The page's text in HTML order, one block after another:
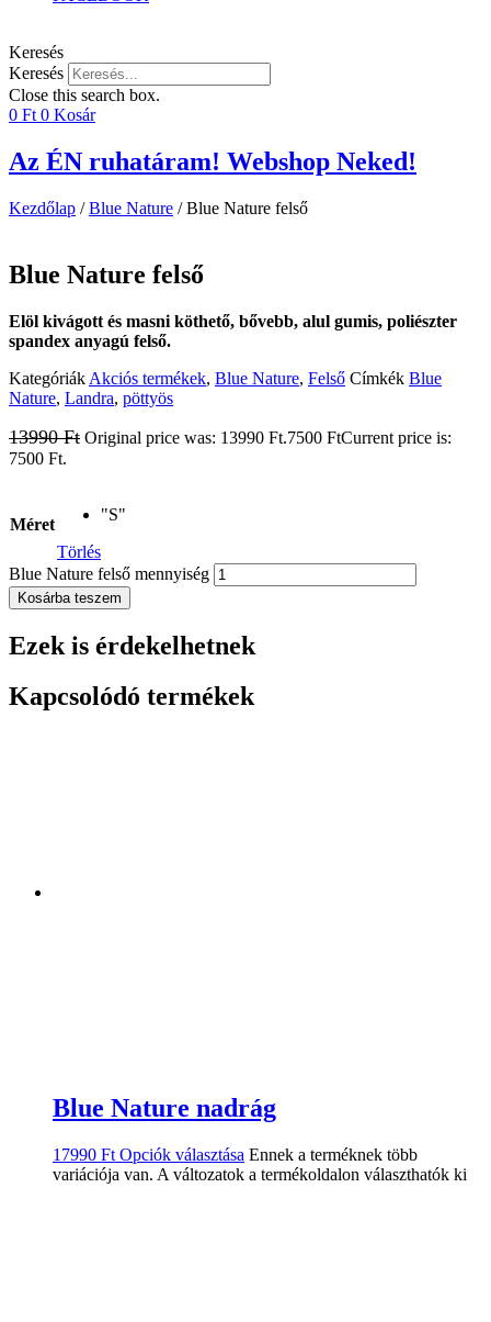
Keresés
Keresés
Close this search box.
0 Ft 0 Kosár
Az ÉN ruhatáram! Webshop Neked!
Kezdőlap /Blue Nature / Blue Nature felső
Blue Nature felső
Elöl kivágott és masni köthető, bővebb, alul gumis, poliészter
spandex anyagú felső.
Kategóriák Akciós termékek, Blue Nature, Felső Címkék Blue
Nature, Landra, pöttyös
13990Ft Original price was: 13990 Ft.7500 FtCurrent price is:
7500 Ft.
Méret
"S"
Törlés
Blue Nature felső mennyiség
Kosárba teszem
Ezek is érdekelhetnek
Kapcsolódó termékek
Blue Nature nadrág
17990 Ft Opciók választása Ennek a terméknek több
variációja van. A változatok a termékoldalon választhatók ki